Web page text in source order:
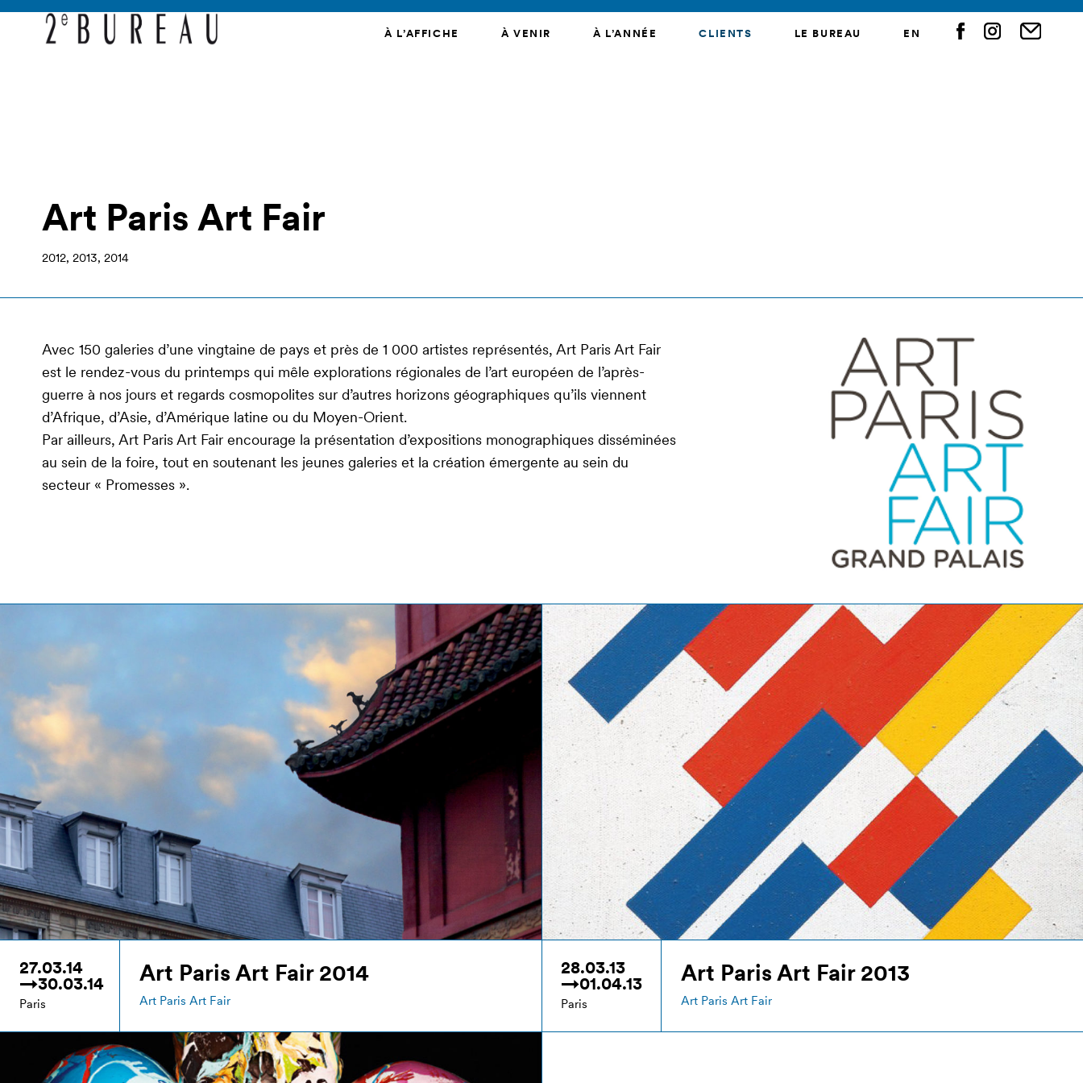
À L’AFFICHE À VENIR À L’ANNÉE CLIENTS LE BUREAU EN
Art Paris Art Fair
2012, 2013, 2014
Avec 150 galeries d’une vingtaine de pays et près de 1 000 artistes représentés, Art Paris Art Fair
est le rendez-vous du printemps qui mêle explorations régionales de l’art européen de l’après-
guerre à nos jours et regards cosmopolites sur d’autres horizons géographiques qu’ils viennent
d’Afrique, d’Asie, d’Amérique latine ou du Moyen-Orient.
Par ailleurs, Art Paris Art Fair encourage la présentation d’expositions monographiques disséminées
au sein de la foire, tout en soutenant les jeunes galeries et la création émergente au sein du
secteur « Promesses ».
27.03.14
→30.03.14
Paris
Art Paris Art Fair 2014
Art Paris Art Fair
28.03.13
→01.04.13
Paris
Art Paris Art Fair 2013
Art Paris Art Fair